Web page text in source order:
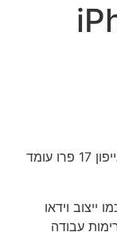
מסרטי וידאו ביתיים ועד הפקות הוליוודיות, אייפון 17 פרו עומד
ייצוב וידאו
עבודה